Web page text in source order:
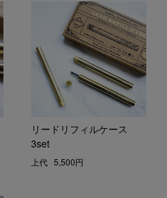
リードリフィルケース
3set
上代 5,500円